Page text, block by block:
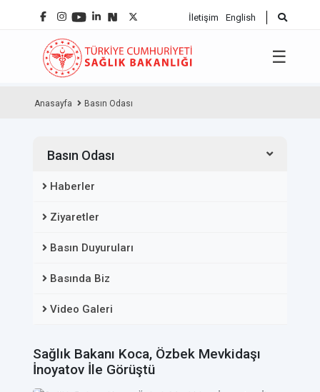
İletişim English
☰
Anasayfa Basın Odası
Basın Odası
Haberler
Ziyaretler
Basın Duyuruları
Basında Biz
Video Galeri
Sağlık Bakanı Koca, Özbek Mevkidaşı
İnoyatov İle Görüştü